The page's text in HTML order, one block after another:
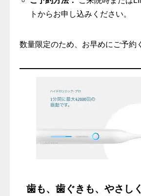
トからお申し込みください。
数量限定のため、お早めにご予約
歯も、歯ぐきも、やさし